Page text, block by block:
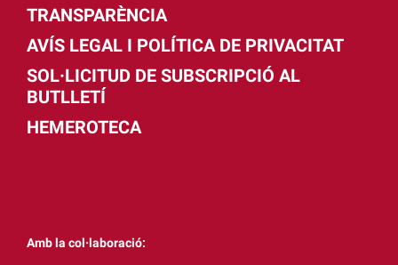
TRANSPARÈNCIA
AVÍS LEGAL I POLÍTICA DE PRIVACITAT
SOL·LICITUD DE SUBSCRIPCIÓ AL
BUTLLETÍ
HEMEROTECA
Amb la col·laboració: